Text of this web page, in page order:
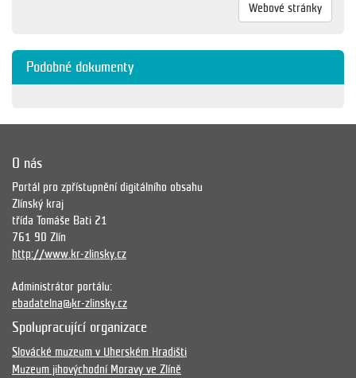
Webové stránky
Podobné dokumenty
O nás
Portál pro zpřístupnění digitálního obsahu
Zlínský kraj
třída Tomáše Bati 21
761 90 Zlín
http://www.kr-zlinsky.cz
Administrátor portálu:
ebadatelna@kr-zlinsky.cz
Spolupracující organizace
Slovácké muzeum v Uherském Hradišti
Muzeum jihovýchodní Moravy ve Zlíně